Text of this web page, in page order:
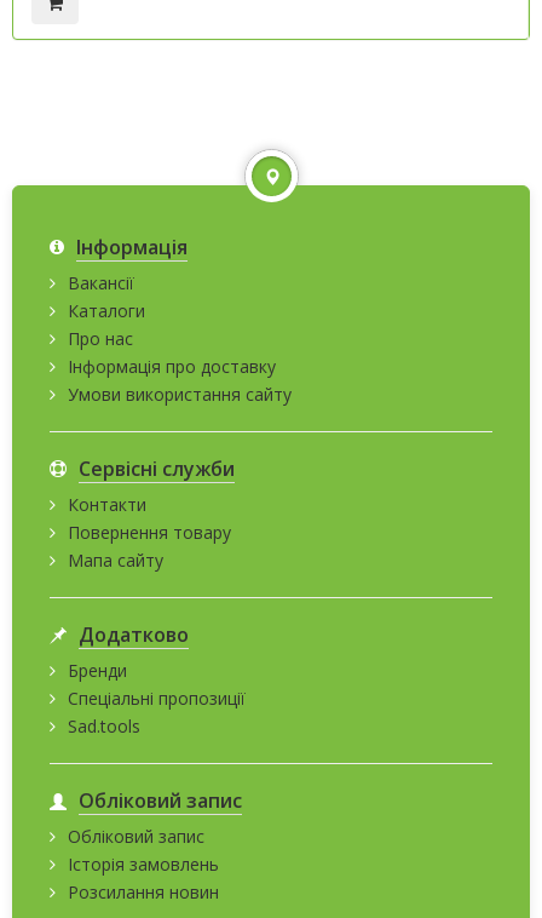
Інформація
Вакансії
Каталоги
Про нас
Інформація про доставку
Умови використання сайту
Сервісні служби
Контакти
Повернення товару
Мапа сайту
Додатково
Бренди
Спеціальні пропозиції
Sad.tools
Обліковий запис
Обліковий запис
Історія замовлень
Розсилання новин